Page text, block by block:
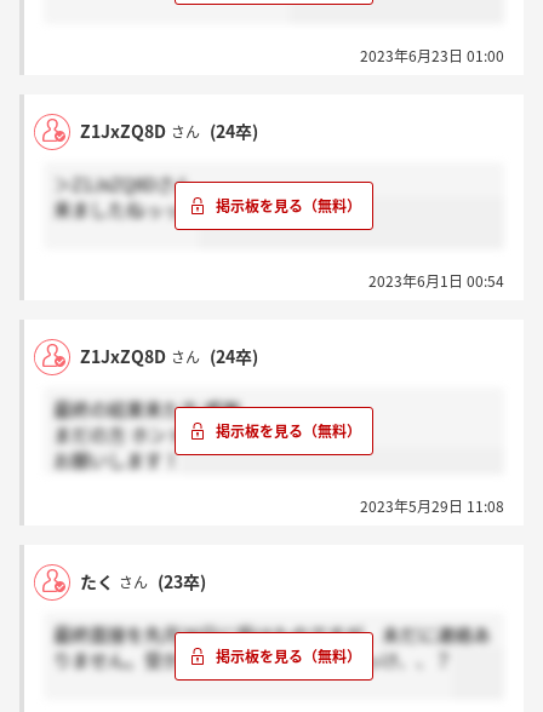
2023年6月23日 01:00
Z1JxZQ8D さん (24卒)
＞Z1JxZQ8Dさん
来ましたねっっ！
2023年6月1日 00:54
Z1JxZQ8D さん (24卒)
最終の結果来た方 感謝
まだの方 ホント
お願いします！
2023年5月29日 11:08
たく さん (23卒)
最終面接を先月26日に受けたのですが、未だに連絡あ
りません。受かった方のみ連絡でしたっけ、、？